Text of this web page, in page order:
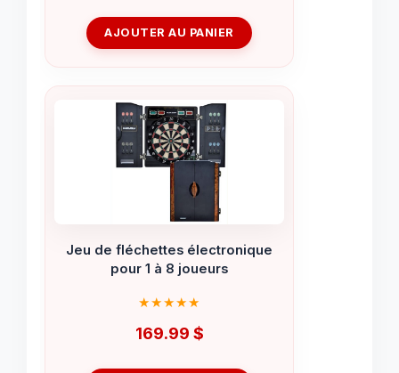
AJOUTER AU PANIER
Jeu de fléchettes électronique
pour 1 à 8 joueurs
169.99 $